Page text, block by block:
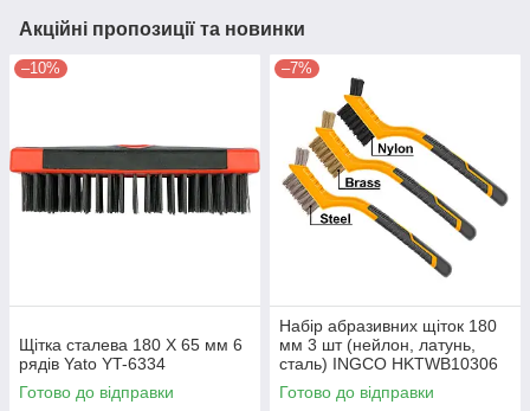
Акційні пропозиції та новинки
–10%
Щітка сталева 180 Х 65 мм 6
рядів Yato YT-6334
Готово до відправки
–7%
Набір абразивних щіток 180
мм 3 шт (нейлон, латунь,
сталь) INGCO HKTWB10306
Готово до відправки